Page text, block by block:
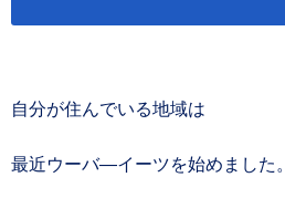
自分が住んでいる地域は
最近ウーバ―イーツを始めました。